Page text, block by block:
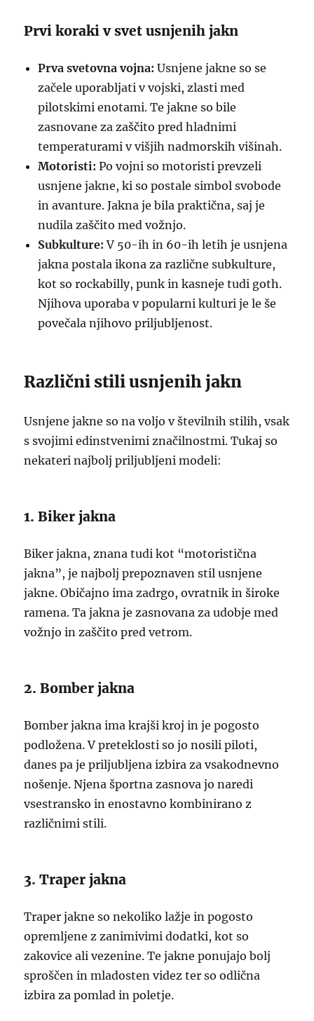
Prvi koraki v svet usnjenih jakn
Prva svetovna vojna: Usnjene jakne so se
začele uporabljati v vojski, zlasti med
pilotskimi enotami. Te jakne so bile
zasnovane za zaščito pred hladnimi
temperaturami v višjih nadmorskih višinah.
Motoristi: Po vojni so motoristi prevzeli
usnjene jakne, ki so postale simbol svobode
in avanture. Jakna je bila praktična, saj je
nudila zaščito med vožnjo.
Subkulture: V 50-ih in 60-ih letih je usnjena
jakna postala ikona za različne subkulture,
kot so rockabilly, punk in kasneje tudi goth.
Njihova uporaba v popularni kulturi je le še
povečala njihovo priljubljenost.
Različni stili usnjenih jakn
Usnjene jakne so na voljo v številnih stilih, vsak
s svojimi edinstvenimi značilnostmi. Tukaj so
nekateri najbolj priljubljeni modeli:
1. Biker jakna
Biker jakna, znana tudi kot “motoristična
jakna”, je najbolj prepoznaven stil usnjene
jakne. Običajno ima zadrgo, ovratnik in široke
ramena. Ta jakna je zasnovana za udobje med
vožnjo in zaščito pred vetrom.
2. Bomber jakna
Bomber jakna ima krajši kroj in je pogosto
podložena. V preteklosti so jo nosili piloti,
danes pa je priljubljena izbira za vsakodnevno
nošenje. Njena športna zasnova jo naredi
vsestransko in enostavno kombinirano z
različnimi stili.
3. Traper jakna
Traper jakne so nekoliko lažje in pogosto
opremljene z zanimivimi dodatki, kot so
zakovice ali vezenine. Te jakne ponujajo bolj
sproščen in mladosten videz ter so odlična
izbira za pomlad in poletje.